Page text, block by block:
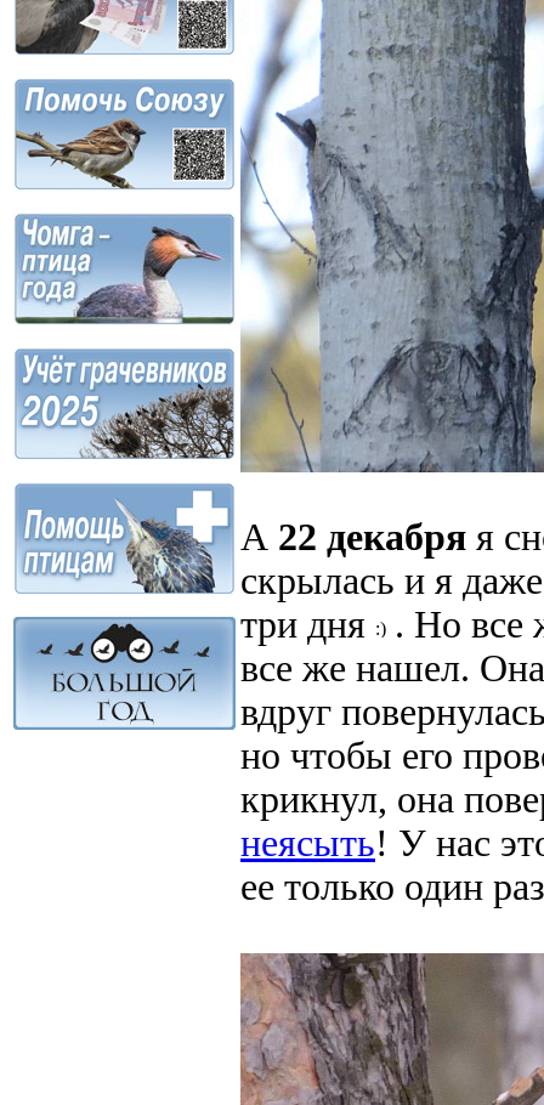
А 22 декабря я
скрылась и я
три дня
. Но все
все же нашел. Она
вдруг
но чтобы его
крикнул, она
неясыть! У нас
ее только один